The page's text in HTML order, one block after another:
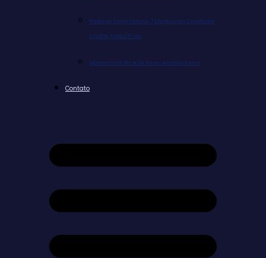
Webinar Como Faturar 7 Dígitos com Cessão de
Crédito Trabalhista
Masterclass Pare de Fazer Acordos Ruins
Contato